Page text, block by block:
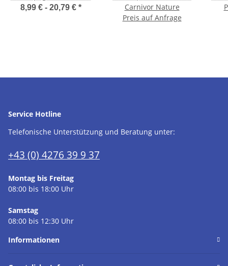
8,99 € - 20,79 € *
Carnivor Nature
Preis auf Anfrage
Service Hotline
Telefonische Unterstützung und Beratung unter:
+43 (0) 4276 39 9 37
Montag bis Freitag
08:00 bis 18:00 Uhr
Samstag
08:00 bis 12:30 Uhr
Informationen